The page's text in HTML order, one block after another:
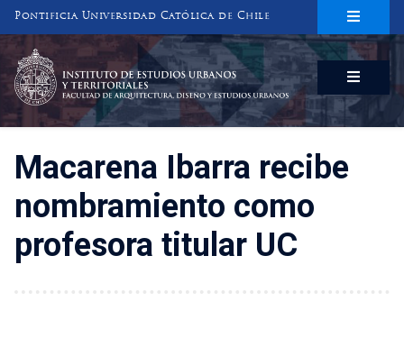
Pontificia Universidad Católica de Chile
INSTITUTO DE ESTUDIOS URBANOS
Y TERRITORIALES
FACULTAD DE ARQUITECTURA, DISEÑO Y ESTUDIOS URBANOS
Macarena Ibarra recibe
nombramiento como
profesora titular UC